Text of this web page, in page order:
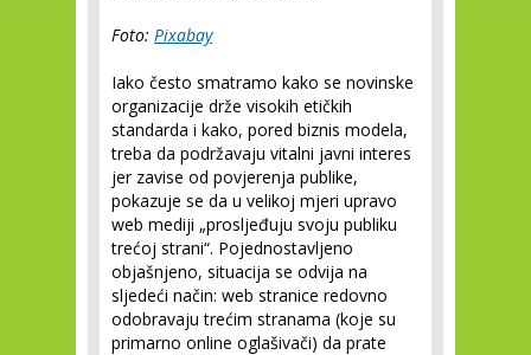
Foto: Pixabay
Iako često smatramo kako se novinske
organizacije drže visokih etičkih
standarda i kako, pored biznis modela,
treba da podržavaju vitalni javni interes
jer zavise od povjerenja publike,
pokazuje se da u velikoj mjeri upravo
web mediji „prosljeđuju svoju publiku
trećoj strani“. Pojednostavljeno
objašnjeno, situacija se odvija na
sljedeći način: web stranice redovno
odobravaju trećim stranama (koje su
primarno online oglašivači) da prate